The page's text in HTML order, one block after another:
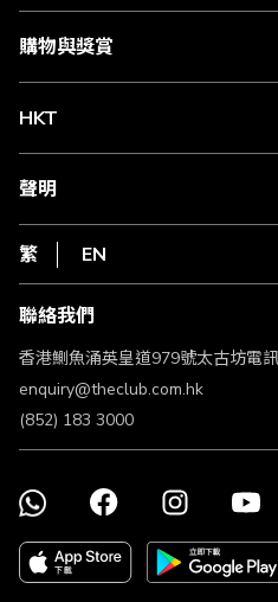
媒體中心
會籍及專屬禮遇
賺取積分
購物與獎賞
物流與配送
Club Shopping 商品領取站
常見問題
HKT
csl.
1010
HKT
聲明
私隱聲明
使用條款
條款及細則
不歧視及不騷擾聲明
認可牌照及通告
繁 EN
聯絡我們
香港鰂魚涌英皇道979號太古坊電
enquiry@theclub.com.hk
(852) 183 3000